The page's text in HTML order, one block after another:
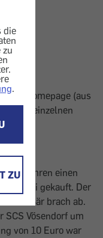
die
zu
.
ZU
Homepage (aus
zu einzelnen
– Jahren einen
gekauft. Der
der Bär brach ab.
Vösendorf um
von 10 Euro war